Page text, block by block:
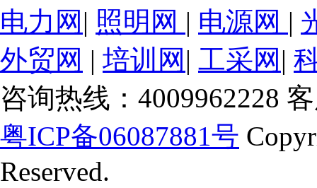
电力网 | 照明网 | 电源网 |
外贸网 | 培训网 | 工采网 |
咨询热线：4009962228
粤ICP备06087881号
Reserved.